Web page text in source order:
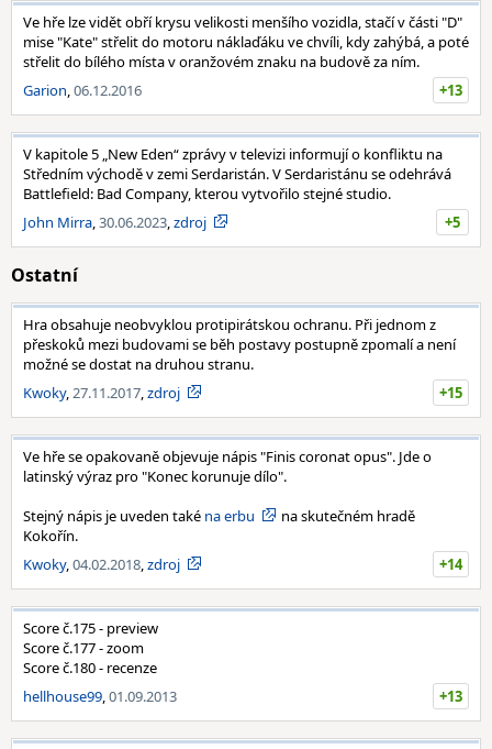
Ve hře lze vidět obří krysu velikosti menšího vozidla, stačí v části "D"
mise "Kate" střelit do motoru náklaďáku ve chvíli, kdy zahýbá, a poté
střelit do bílého místa v oranžovém znaku na budově za ním.
Garion,06.12.2016 +13
V kapitole 5 „New Eden“ zprávy v televizi informují o konfliktu na
Středním východě v zemi Serdaristán. V Serdaristánu se odehrává
Battlefield: Bad Company, kterou vytvořilo stejné studio.
John Mirra,30.06.2023,zdroj +5
Ostatní
Hra obsahuje neobvyklou protipirátskou ochranu. Při jednom z
přeskoků mezi budovami se běh postavy postupně zpomalí a není
možné se dostat na druhou stranu.
Kwoky,27.11.2017,zdroj +15
Ve hře se opakovaně objevuje nápis "Finis coronat opus". Jde o
latinský výraz pro "Konec korunuje dílo".
Stejný nápis je uveden také na erbu
na skutečném hradě
Kokořín.
Kwoky,04.02.2018,zdroj +14
Score č.175 - preview
Score č.177 - zoom
Score č.180 - recenze
hellhouse99,01.09.2013 +13